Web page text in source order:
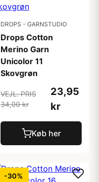
DROPS - GARNSTUDIO
Drops Cotton
Merino Garn
Unicolor 11
Skovgrøn
VEJL. PRIS
34,00 kr
23,95
kr
Køb her
-30%